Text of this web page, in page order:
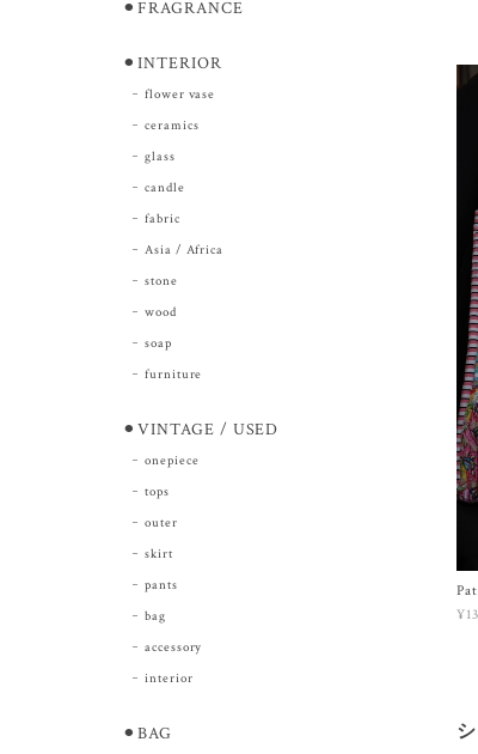
⚫︎FRAGRANCE
⚫︎INTERIOR
flower vase
ceramics
glass
candle
fabric
Asia / Africa
stone
wood
soap
furniture
⚫︎VINTAGE / USED
onepiece
tops
outer
skirt
pants
bag
accessory
interior
⚫︎BAG